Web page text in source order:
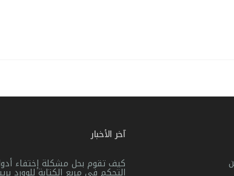
آخر الأخبار
كيف تقوم بحل مشكلة إختفاء
التحكم فى مربع الكتابة للوورد